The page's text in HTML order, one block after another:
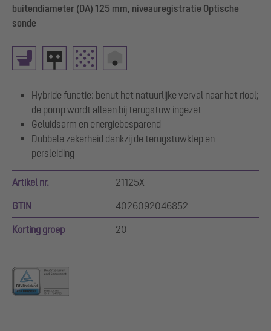
buitendiameter (DA) 125 mm, niveauregistratie Optische
sonde
Hybride functie: benut het natuurlijke verval naar het riool;
de pomp wordt alleen bij terugstuw ingezet
Geluidsarm en energiebesparend
Dubbele zekerheid dankzij de terugstuwklep en
persleiding
Artikel nr. 21125X
GTIN 4026092046852
Korting groep 20